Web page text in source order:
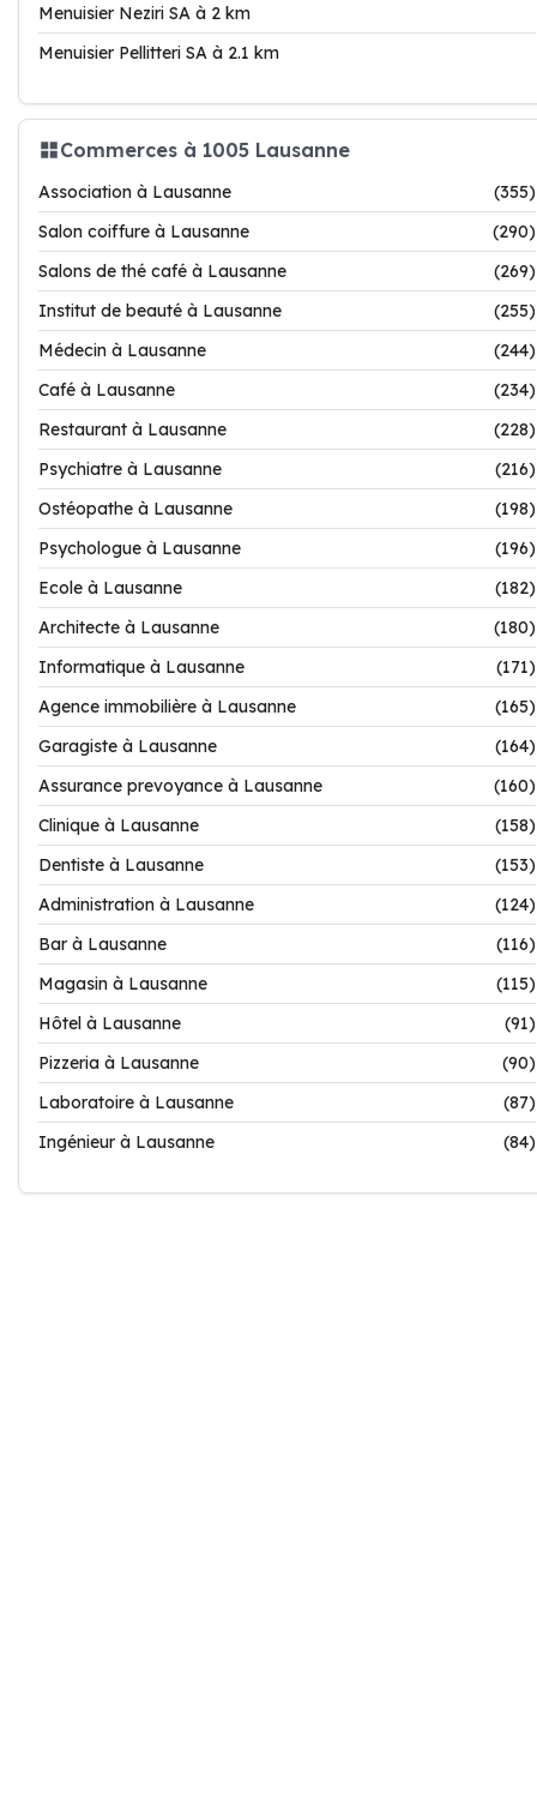
Menuisier Neziri SA à 2 km
Menuisier Pellitteri SA à 2.1 km
Commerces à 1005 Lausanne
Association à Lausanne
(355)
Salon coiffure à Lausanne
(290)
Salons de thé café à Lausanne
(269)
Institut de beauté à Lausanne
(255)
Médecin à Lausanne
(244)
Café à Lausanne
(234)
Restaurant à Lausanne
(228)
Psychiatre à Lausanne
(216)
Ostéopathe à Lausanne
(198)
Psychologue à Lausanne
(196)
Ecole à Lausanne
(182)
Architecte à Lausanne
(180)
Informatique à Lausanne
(171)
Agence immobilière à Lausanne
(165)
Garagiste à Lausanne
(164)
Assurance prevoyance à Lausanne
(160)
Clinique à Lausanne
(158)
Dentiste à Lausanne
(153)
Administration à Lausanne
(124)
Bar à Lausanne
(116)
Magasin à Lausanne
(115)
Hôtel à Lausanne
(91)
Pizzeria à Lausanne
(90)
Laboratoire à Lausanne
(87)
Ingénieur à Lausanne
(84)